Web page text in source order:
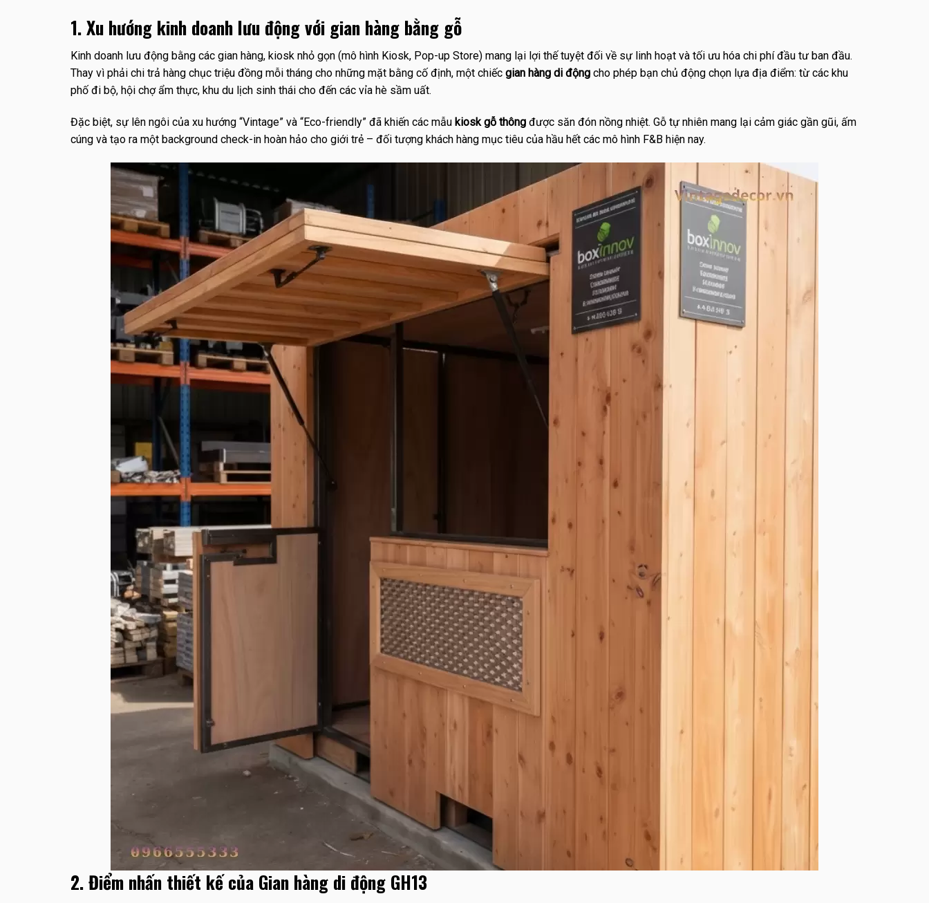
1. Xu hướng kinh doanh lưu động với gian hàng bằng gỗ
Kinh doanh lưu động bằng các gian hàng, kiosk nhỏ gọn (mô hình Kiosk, Pop-up Store) mang lại lợi thế tuyệt đối về sự linh hoạt và tối ưu hóa chi phí đầu tư ban đầu.
Thay vì phải chi trả hàng chục triệu đồng mỗi tháng cho những mặt bằng cố định, một chiếc gian hàng di động cho phép bạn chủ động chọn lựa địa điểm: từ các khu
phố đi bộ, hội chợ ẩm thực, khu du lịch sinh thái cho đến các vỉa hè sầm uất.
Đặc biệt, sự lên ngôi của xu hướng “Vintage” và “Eco-friendly” đã khiến các mẫu kiosk gỗ thông được săn đón nồng nhiệt. Gỗ tự nhiên mang lại cảm giác gần gũi, ấm
cúng và tạo ra một background check-in hoàn hảo cho giới trẻ – đối tượng khách hàng mục tiêu của hầu hết các mô hình F&B hiện nay.
2. Điểm nhấn thiết kế của Gian hàng di động GH13